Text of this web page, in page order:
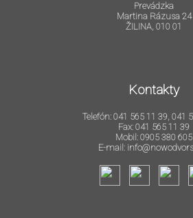
Prevádzka
Martina Rázusa 24
ŽILINA, 010 01
Kontakty
Telefón: 041 565 11 39, 041
Fax: 041 565 11 39
Mobil: 0905 380 605
E-mail: